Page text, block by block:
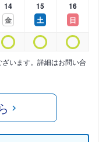
14
金
15
土
16
日
います。詳細はお問い合